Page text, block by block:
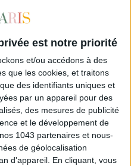
est notre priorité
et/ou accédons à des
que les cookies, et traitons
des identifiants uniques et
par un appareil pour des
des mesures de publicité
et le développement de
1043 partenaires et nous-
de géolocalisation
d'appareil. En cliquant, vous